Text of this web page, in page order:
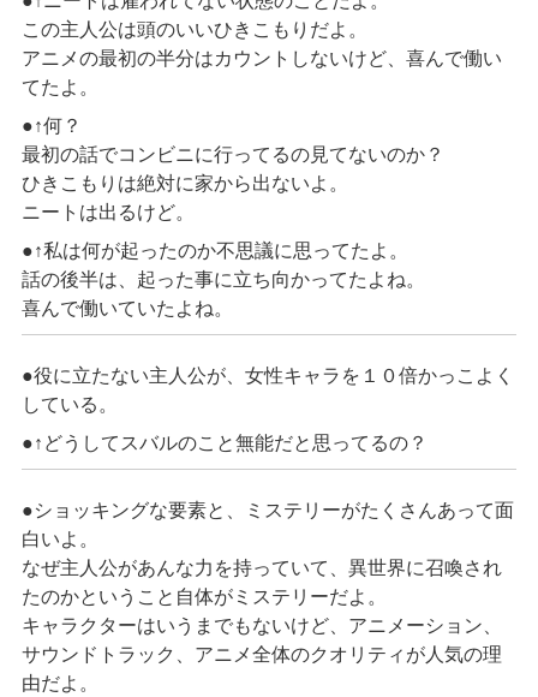
この主人公は頭のいいひきこもりだよ。
アニメの最初の半分はカウントしないけど、喜んで働い
てたよ。
●↑何？
最初の話でコンビニに行ってるの見てないのか？
ひきこもりは絶対に家から出ないよ。
ニートは出るけど。
●↑私は何が起ったのか不思議に思ってたよ。
話の後半は、起った事に立ち向かってたよね。
喜んで働いていたよね。
●役に立たない主人公が、女性キャラを１０倍かっこよく
している。
●↑どうしてスバルのこと無能だと思ってるの？
●ショッキングな要素と、ミステリーがたくさんあって面
白いよ。
なぜ主人公があんな力を持っていて、異世界に召喚され
たのかということ自体がミステリーだよ。
キャラクターはいうまでもないけど、アニメーション、
サウンドトラック、アニメ全体のクオリティが人気の理
由だよ。